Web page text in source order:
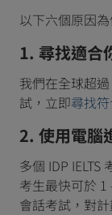
以下六個原因為
1. 尋找適合
我們在全球超
試，立即尋找
2. 使用電腦
多個 IDP IELTS
考生最快可於
會話考試，對